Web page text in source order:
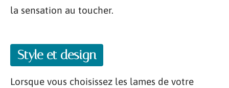
la sensation au toucher.
Style et design
Lorsque vous choisissez les lames de votre